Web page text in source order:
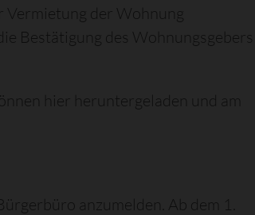
der Wohnung
Bestätigung des Wohnungsgebers
hier heruntergeladen und am
anzumelden. Ab dem 1.